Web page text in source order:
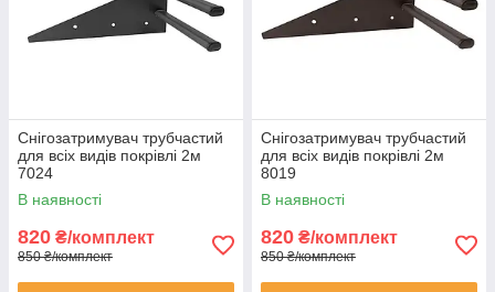
Снігозатримувач трубчастий
для всіх видів покрівлі 2м
7024
В наявності
820 ₴/комплект
850 ₴/комплект
Снігозатримувач трубчастий
для всіх видів покрівлі 2м
8019
В наявності
820 ₴/комплект
850 ₴/комплект